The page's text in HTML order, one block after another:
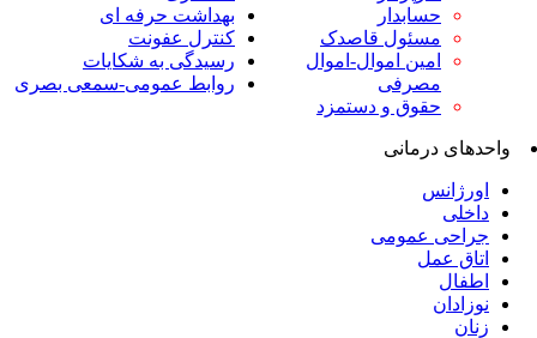
حسابدار
مسئول قاصدک
امین اموال-اموال
مصرفی
حقوق و دستمزد
بهداشت حرفه ای
کنترل عفونت
رسیدگی به شکایات
روابط عمومی-سمعی بصری
واحدهای درمانی
اورژانس
داخلی
جراحی عمومی
اتاق عمل
اطفال
نوزادان
زنان